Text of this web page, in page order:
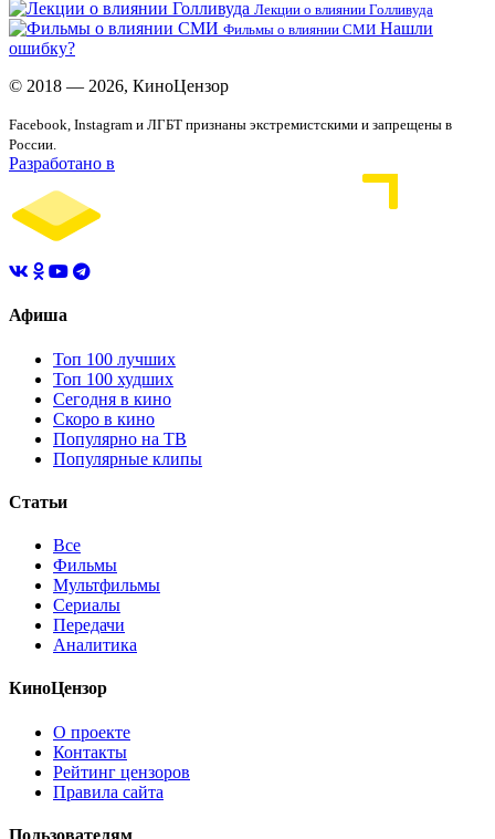
Лекции о влиянии Голливуда
Фильмы о влиянии СМИ Нашли
ошибку?
© 2018 — 2026, КиноЦензор
Facebook, Instagram и ЛГБТ признаны экстремистскими и запрещены в
России.
Разработано в
Афиша
Топ 100 лучших
Топ 100 худших
Сегодня в кино
Скоро в кино
Популярно на ТВ
Популярные клипы
Статьи
Все
Фильмы
Мультфильмы
Сериалы
Передачи
Аналитика
КиноЦензор
О проекте
Контакты
Рейтинг цензоров
Правила сайта
Пользователям